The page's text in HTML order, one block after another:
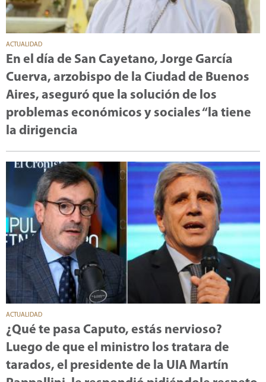
ACTUALIDAD
En el día de San Cayetano, Jorge García
Cuerva, arzobispo de la Ciudad de Buenos
Aires, aseguró que la solución de los
problemas económicos y sociales “la tiene
la dirigencia
ACTUALIDAD
¿Qué te pasa Caputo, estás nervioso?
Luego de que el ministro los tratara de
tarados, el presidente de la UIA Martín